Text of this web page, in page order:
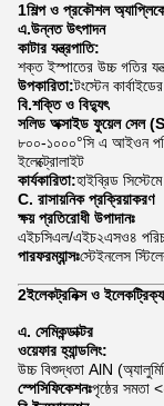
1শিল্প ও প্রকৌশল
এ.উন্নত উৎপাদন
কাটার যন্ত্রপাতি:
শক্ত ইস্পাতের উচ্চ গতির
উপকারিতা:টংস্টেন
বি.শক্তি ও বিদ্যুৎ
সলিড অক্সাইড ফুয়েল সেল
৮০০-১০০০°সি এ আইওন
ইলেক্ট্রোলাইট
কার্যকারিতা:হাইব্রিড
C. রাসায়নিক প্রক্রিয়াকরণ
ক্ষয় প্রতিরোধী উপাদানঃ
এইচসিএল/এইচ২এসও৪
পারফরম্যান্সঃস্টেইনলেস
2ইলেকট্রনিক্স ও
এ. সেমিকন্ডাক্টর
ওয়েফার হ্যান্ডলিং:
উচ্চ বিশুদ্ধতা AlN
স্পেসিফিকেশনঃপৃষ্ঠের সমতা